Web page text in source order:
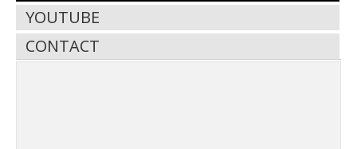
YOUTUBE
CONTACT